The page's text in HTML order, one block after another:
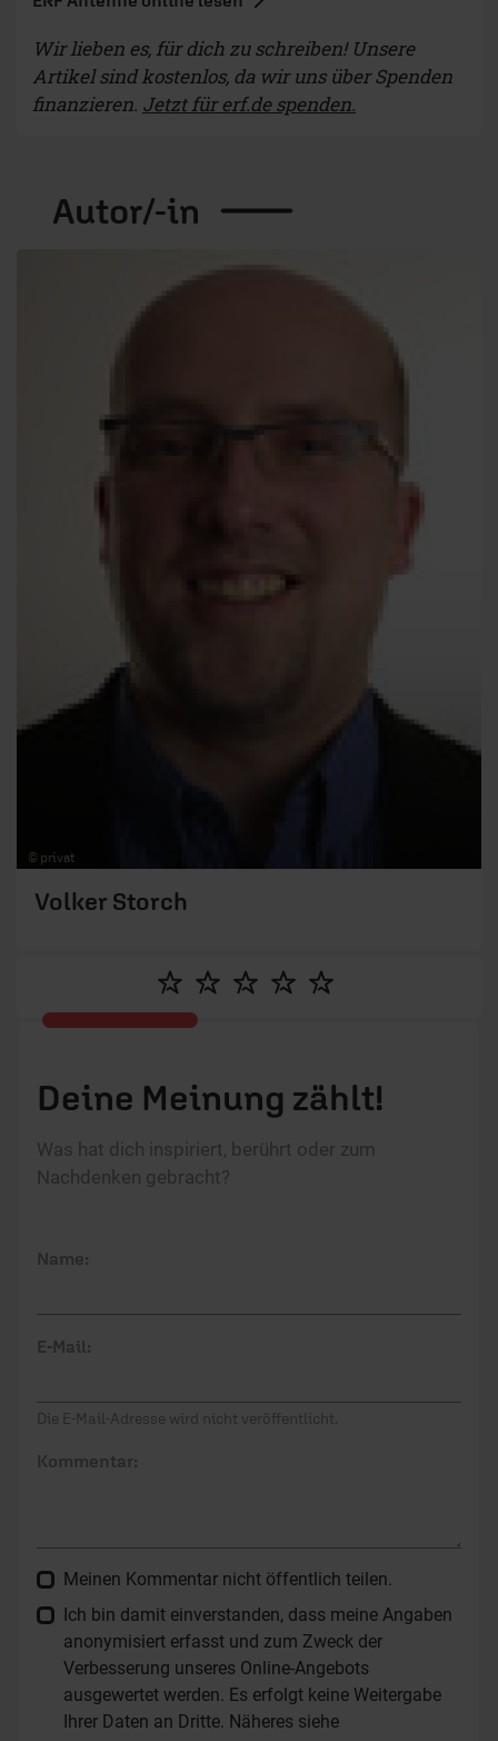
Wir lieben es, für dich zu schreiben! Unsere
Artikel sind kostenlos, da wir uns über Spenden
finanzieren. Jetzt für erf.de spenden.
Autor/-in
© privat
Volker Storch
Deine Meinung zählt!
Was hat dich inspiriert, berührt oder zum
Nachdenken gebracht?
Name:
E-Mail:
Die E-Mail-Adresse wird nicht veröffentlicht.
Kommentar:
Meinen Kommentar nicht öffentlich teilen.
Ich bin damit einverstanden, dass meine Angaben
anonymisiert erfasst und zum Zweck der
Verbesserung unseres Online-Angebots
ausgewertet werden. Es erfolgt keine Weitergabe
Ihrer Daten an Dritte. Näheres siehe